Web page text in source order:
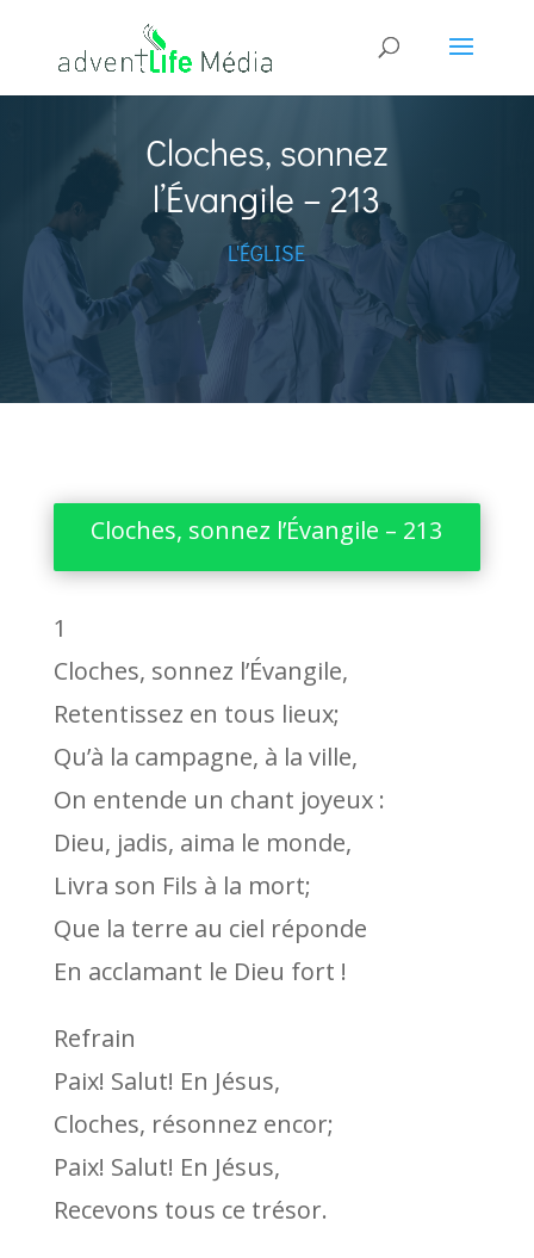
Cloches, sonnez
l’Évangile – 213
L'ÉGLISE
Cloches, sonnez l’Évangile – 213
1
Cloches, sonnez l’Évangile,
Retentissez en tous lieux;
Qu’à la campagne, à la ville,
On entende un chant joyeux :
Dieu, jadis, aima le monde,
Livra son Fils à la mort;
Que la terre au ciel réponde
En acclamant le Dieu fort !
Refrain
Paix! Salut! En Jésus,
Cloches, résonnez encor;
Paix! Salut! En Jésus,
Recevons tous ce trésor.